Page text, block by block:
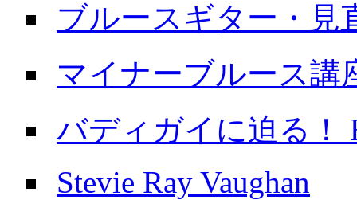
ブルースギター・見
マイナーブルース講
バディガイに迫る！
Stevie Ray Vaughan